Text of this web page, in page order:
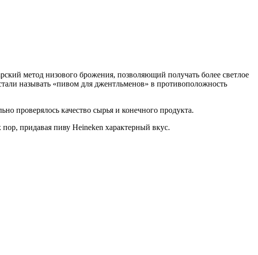
метод низового брожения, позволяющий получать более светлое
называть «пивом для джентльменов» в противоположность
проверялось качество сырья и конечного продукта.
придавая пиву Heineken характерный вкус.